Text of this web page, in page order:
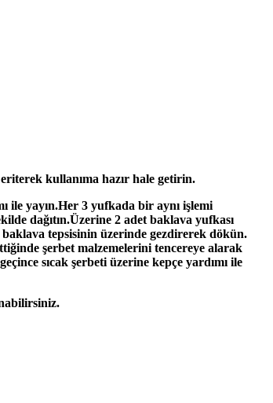
kullanıma hazır hale getirin.
ile yayın.Her 3 yufkada bir aynı işlemi
dağıtın.Üzerine 2 adet baklava yufkası
tepsisinin üzerinde gezdirerek dökün.
şerbet malzemelerini tencereye alarak
sıcak şerbeti üzerine kepçe yardımı ile